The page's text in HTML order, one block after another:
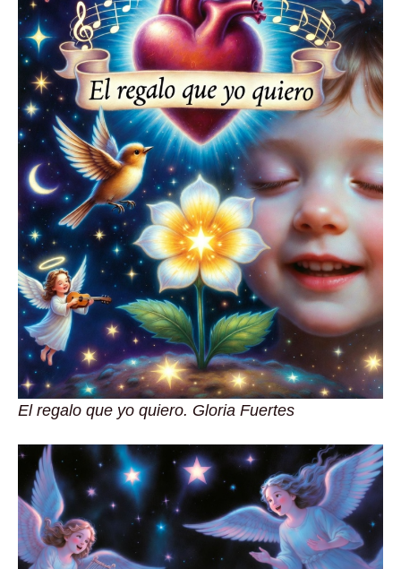
El regalo que yo quiero. Gloria Fuertes